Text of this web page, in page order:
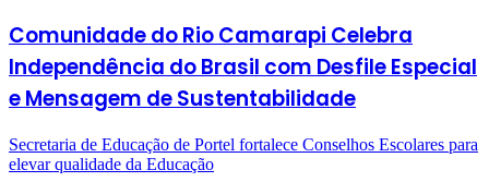
Comunidade do Rio Camarapi Celebra
Independência do Brasil com Desfile Especial
e Mensagem de Sustentabilidade
Secretaria de Educação de Portel fortalece Conselhos Escolares para
elevar qualidade da Educação